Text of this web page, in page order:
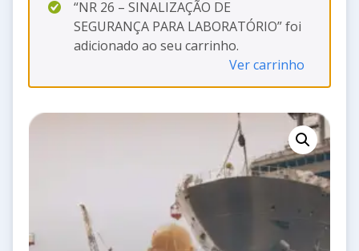
“NR 26 – SINALIZAÇÃO DE
SEGURANÇA PARA LABORATÓRIO” foi
adicionado ao seu carrinho.
Ver carrinho